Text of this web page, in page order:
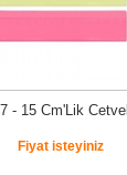
- 15 Cm'Lik Cetvel
Fiyat isteyiniz